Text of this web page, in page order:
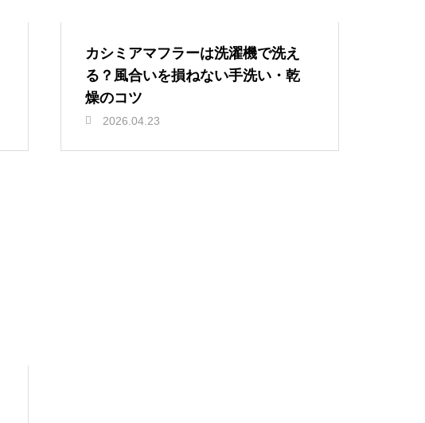
カシミアマフラーは洗濯機で洗え
る？風合いを損ねない手洗い・乾
燥のコツ
2026.04.23